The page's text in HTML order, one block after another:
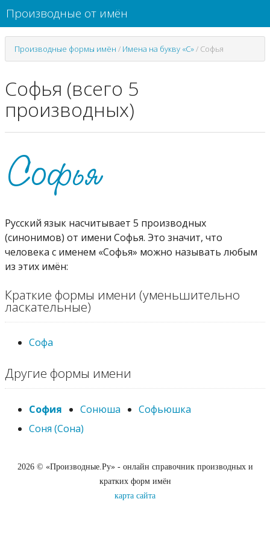
Производные от имён
Производные формы имён / Имена на букву «С»/ Софья
Софья (всего 5
производных)
Русский язык насчитывает 5 производных
(синонимов) от имени Софья. Это значит, что
человека с именем «Софья» можно называть любым
из этих имён:
Краткие формы имени (уменьшительно
ласкательные)
Софа
Другие формы имени
София Сонюша
Софьюшка
Соня (Сона)
2026 © «Производные.Ру» - онлайн справочник производных и
кратких форм имён
карта сайта